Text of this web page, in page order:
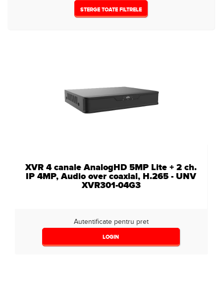
STERGE TOATE FILTRELE
XVR 4 canale AnalogHD 5MP Lite + 2 ch.
IP 4MP, Audio over coaxial, H.265 - UNV
XVR301-04G3
Autentificate pentru pret
LOGIN